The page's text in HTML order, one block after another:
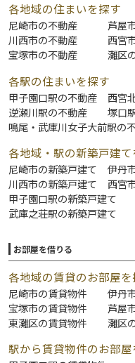
各地域の住まいを探す
尼崎市の不動産 芦屋
川西市の不動産
西宮
宝塚市の不動産
灘区
各駅の住まいを探す
甲子園口駅の不動産 西宮
逆瀬川駅の不動産
塚口
鳴尾・武庫川女子大前駅の
各地域・駅の新築戸建
尼崎市の新築戸建て 伊丹
川西市の新築戸建て
西宮
甲子園口駅の新築戸建て
武庫之荘駅の新築戸建て
お部屋を借りる
各地域の賃貸のお部屋を
尼崎市の賃貸物件 伊丹
宝塚市の賃貸物件
芦屋
東灘区の賃貸物件
灘区
駅から賃貸物件のお部